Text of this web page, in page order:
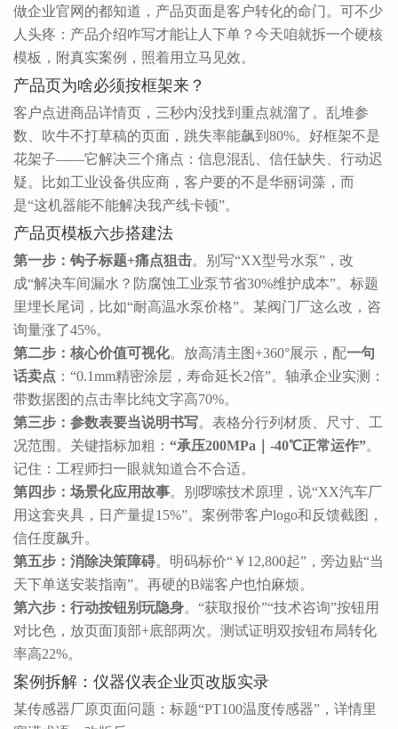
做企业官网的都知道，产品页面是客户转化的命门。可不少
人头疼：产品介绍咋写才能让人下单？今天咱就拆一个硬核
模板，附真实案例，照着用立马见效。
产品页为啥必须按框架来？
客户点进商品详情页，三秒内没找到重点就溜了。乱堆参
数、吹牛不打草稿的页面，跳失率能飙到80%。好框架不是
花架子——它解决三个痛点：信息混乱、信任缺失、行动迟
疑。比如工业设备供应商，客户要的不是华丽词藻，而
是“这机器能不能解决我产线卡顿”。
产品页模板六步搭建法
第一步：钩子标题+痛点狙击。别写“XX型号水泵”，改
成“解决车间漏水？防腐蚀工业泵节省30%维护成本”。标题
里埋长尾词，比如“耐高温水泵价格”。某阀门厂这么改，咨
询量涨了45%。
第二步：核心价值可视化。放高清主图+360°展示，配一句
话卖点 ：“0.1mm精密涂层，寿命延长2倍”。轴承企业实测：
带数据图的点击率比纯文字高70%。
第三步：参数表要当说明书写。表格分行列材质、尺寸、工
况范围。关键指标加粗： “承压200MPa｜-40℃正常运作”。
记住：工程师扫一眼就知道合不合适。
第四步：场景化应用故事。别啰嗦技术原理，说“XX汽车厂
用这套夹具，日产量提15%”。案例带客户logo和反馈截图，
信任度飙升。
第五步：消除决策障碍。明码标价“￥12,800起”，旁边贴“当
天下单送安装指南”。再硬的B端客户也怕麻烦。
第六步：行动按钮别玩隐身。“获取报价”“技术咨询”按钮用
对比色，放页面顶部+底部两次。测试证明双按钮布局转化
率高22%。
案例拆解：仪器仪表企业页改版实录
某传感器厂原页面问题：标题“PT100温度传感器”，详情里